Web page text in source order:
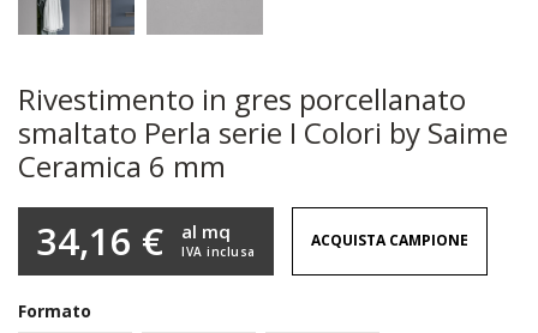
Rivestimento in gres porcellanato
smaltato Perla serie I Colori by Saime
Ceramica 6 mm
34,16 € IVA inclusa
al mq ACQUISTA CAMPIONE
Formato